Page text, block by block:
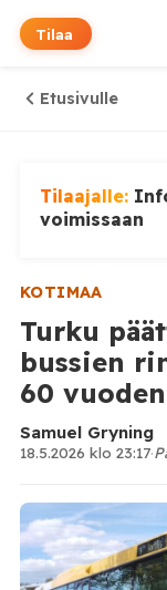
Tilaa
Etusivulle
Tilaajalle:
voimissaan
KOTIMAA
Turku
bussien
60
Samuel Gryning
18.5.2026 klo 23:17·